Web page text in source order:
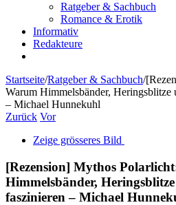
Ratgeber & Sachbuch
Romance & Erotik
Informativ
Redakteure
Startseite/Ratgeber & Sachbuch/
Warum Himmelsbänder, Heringsblitze
– Michael Hunnekuhl
Zurück Vor
Zeige grösseres Bild
[Rezension] Mythos
Himmelsbänder,
faszinieren – Michael